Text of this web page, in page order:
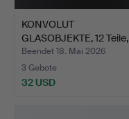
KONVOLUT
GLASOBJEKTE, 12 Teile,
Iittala, F…
Beendet 18. Mai 2026
3 Gebote
32 USD